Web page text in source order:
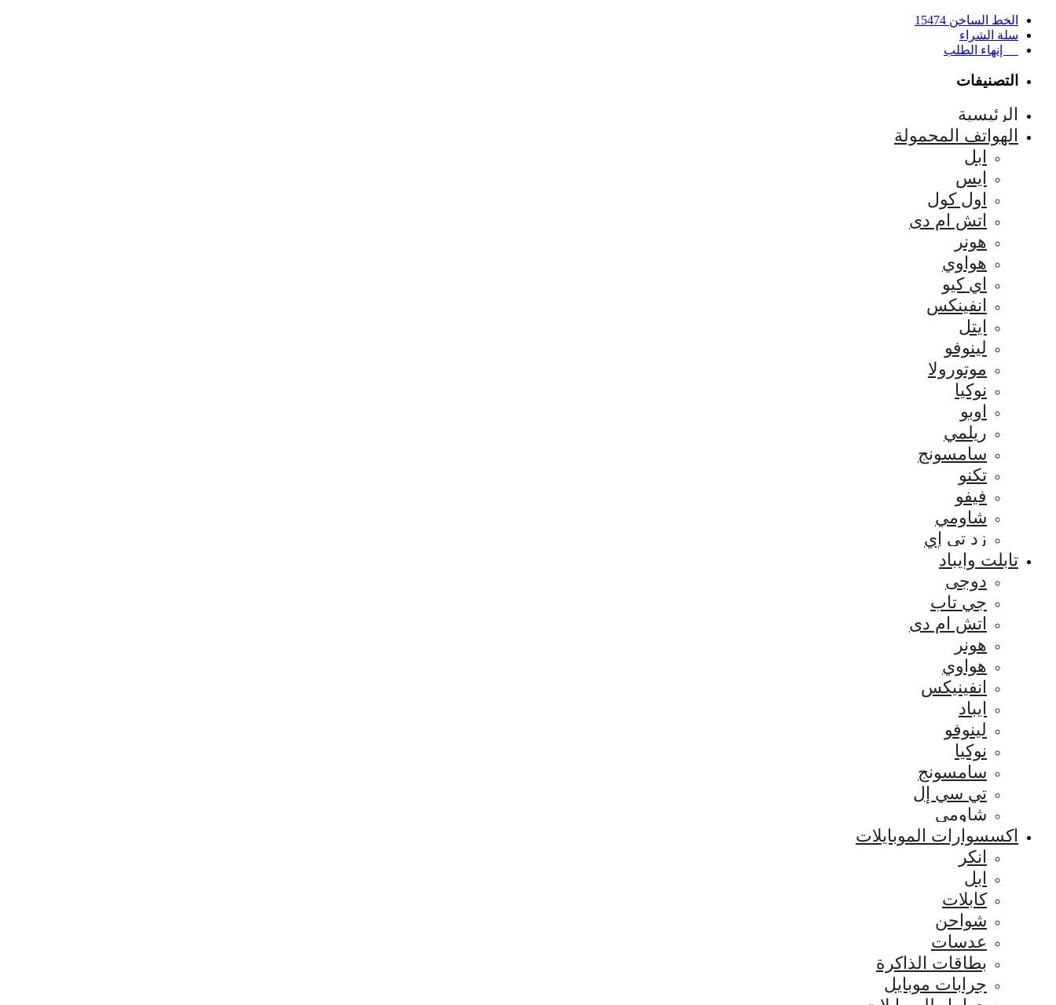
الخط الساخن 15474
سلة الشراء
إنهاء الطلب
التصنيفات
الرئيسية
الهواتف المحمولة
ابل
ايس
اول كول
اتش ام دى
هونر
هواوي
اي كيو
انفينكس
ايتل
لينوفو
موتورولا
نوكيا
اوبو
ريلمي
سامسونج
تكنو
فيفو
شاومي
زد تي إي
تابلت وايباد
دوجى
جي تاب
اتش ام دى
هونر
هواوي
انفينيكس
ايباد
لينوفو
نوكيا
سامسونج
تي سي إل
شاومي
اكسسوارات الموبايلات
انكر
ابل
كابلات
شواحن
عدسات
بطاقات الذاكرة
جرابات موبايل